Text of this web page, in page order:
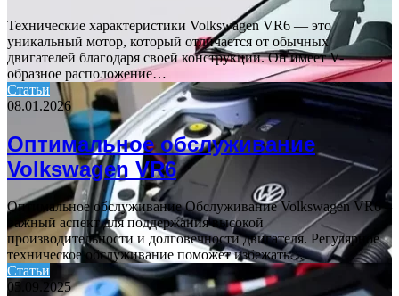
Технические характеристики Volkswagen VR6 — это
уникальный мотор, который отличается от обычных
двигателей благодаря своей конструкции. Он имеет V-
образное расположение…
Статьи
08.01.2026
Оптимальное обслуживание
Volkswagen VR6
Оптимальное обслуживание Обслуживание Volkswagen VR6 –
важный аспект для поддержания высокой
производительности и долговечности двигателя. Регулярное
техническое обслуживание поможет избежать…
Статьи
05.09.2025